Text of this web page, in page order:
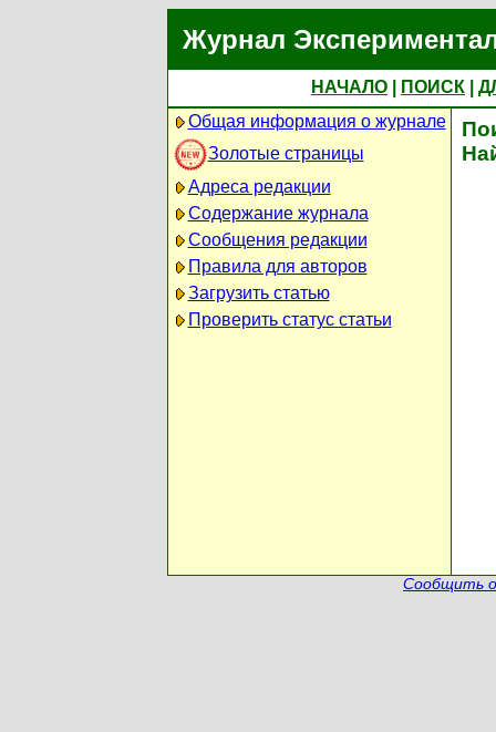
Журнал
НАЧАЛО ПОИСК
Общая информация о журнале
Золотые страницы
Адреса редакции
Содержание журнала
Сообщения редакции
Правила для авторов
Загрузить статью
Проверить статус статьи
Сообщить о